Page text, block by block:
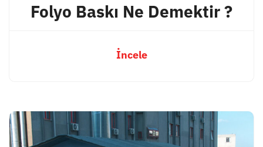
Folyo Baskı Ne Demektir ?
İncele